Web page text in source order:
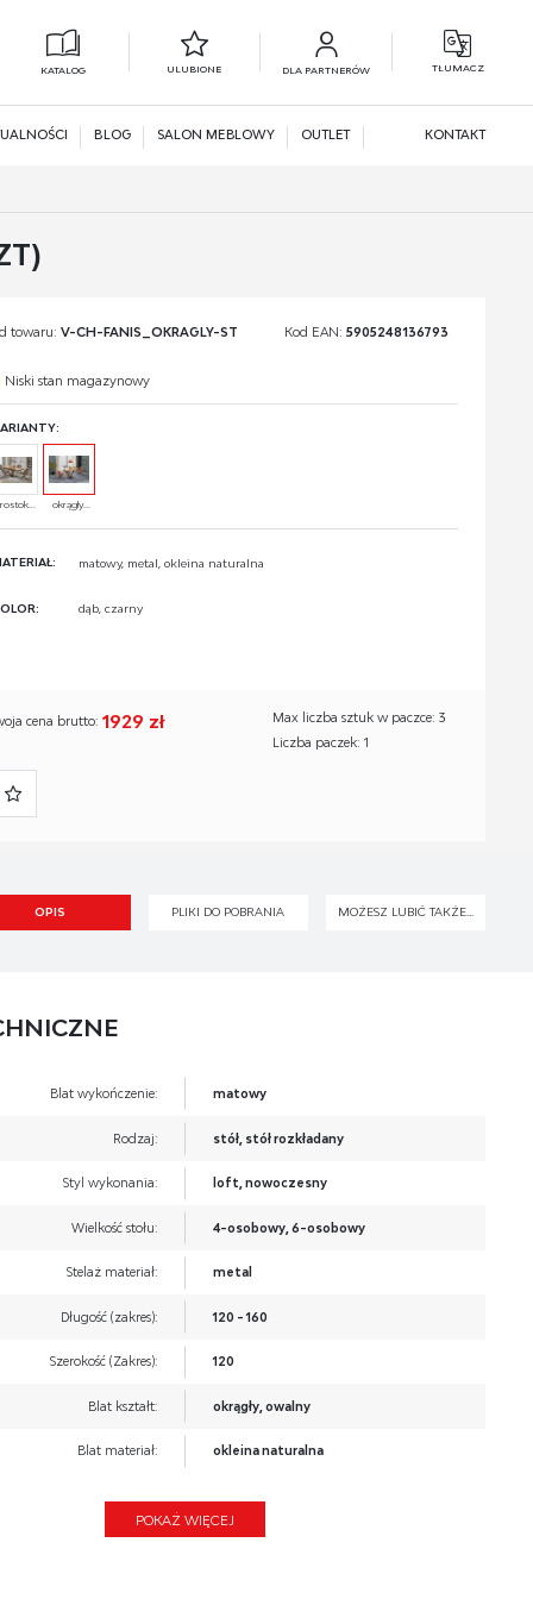
KATALOG ULUBIONE DLA PARTNERÓW TŁUMACZ
BLOG SALON MEBLOWY OUTLET KONTAKT
towaru: V-CH-FANIS_OKRAGLY-ST Kod EAN: 5905248136793
Niski stan magazynowy
okrągły...
matowy, metal, okleina naturalna
dąb, czarny
cena brutto:1929 zł
Max liczba sztuk w paczce: 3
Liczba paczek: 1
OPIS PLIKI DO POBRANIA MOŻESZ LUBIĆ TAKŻE...
Blat wykończenie: matowy
Rodzaj: stół, stół rozkładany
Styl wykonania: loft, nowoczesny
Wielkość stołu: 4-osobowy, 6-osobowy
Stelaż materiał: metal
Długość (zakres): 120 - 160
Szerokość (Zakres): 120
Blat kształt: okrągły, owalny
Blat materiał: okleina naturalna
Blat Rozkładany: TAK
POKAŻ WIĘCEJ